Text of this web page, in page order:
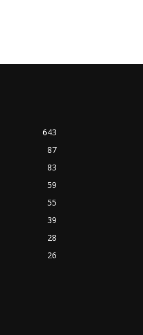
643
87
83
59
55
39
28
26